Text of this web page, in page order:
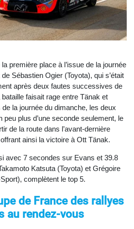
première place à l’issue de la journée
Sébastien Ogier (Toyota), qui s’était
après deux fautes successives de
faisait rage entre Tänak et
la journée du dimanche, les deux
peu plus d’une seconde seulement, le
de la route dans l’avant-dernière
ainsi la victoire à Ott Tänak.
avec 7 secondes sur Evans et 39.8
Katsuta (Toyota) et Grégoire
complètent le top 5.
de France des rallyes
au rendez-vous